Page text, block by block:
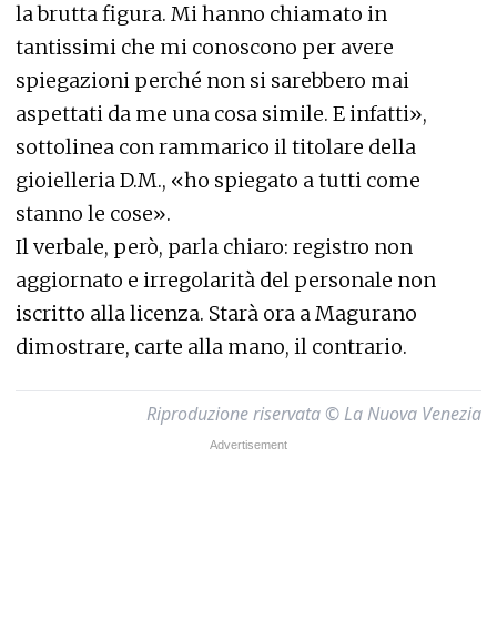
la brutta figura. Mi hanno chiamato in
tantissimi che mi conoscono per avere
spiegazioni perché non si sarebbero mai
aspettati da me una cosa simile. E infatti»,
sottolinea con rammarico il titolare della
gioielleria D.M., «ho spiegato a tutti come
stanno le cose».
Il verbale, però, parla chiaro: registro non
aggiornato e irregolarità del personale non
iscritto alla licenza. Starà ora a Magurano
dimostrare, carte alla mano, il contrario.
Riproduzione riservata © La Nuova Venezia